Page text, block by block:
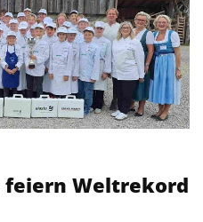
feiern Weltrekord